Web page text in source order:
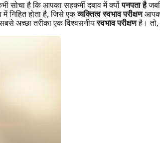
सोचा है कि आपका सहकर्मी दबाव में क्योंपनपता है
निहित होता है, जिसे एकव्यक्तित्व स्वभाव परीक्षण
अच्छा तरीका एक विश्वसनीयस्वभाव परीक्षणहै। तो,